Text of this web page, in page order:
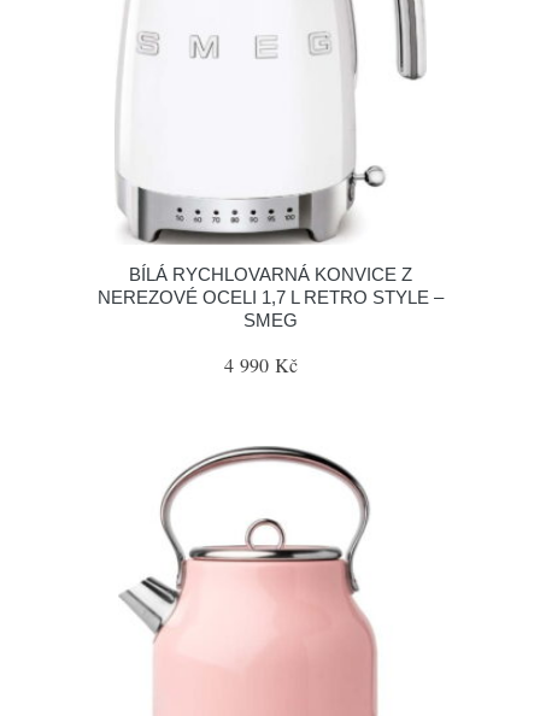
BÍLÁ RYCHLOVARNÁ KONVICE Z
NEREZOVÉ OCELI 1,7 L RETRO STYLE –
SMEG
4 990 Kč